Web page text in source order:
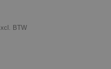
BTW